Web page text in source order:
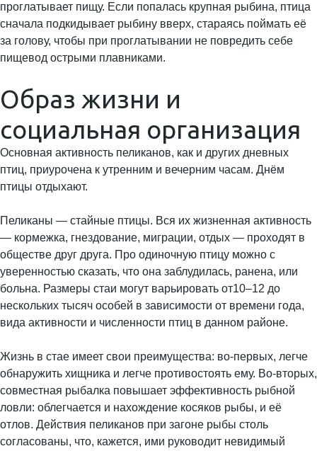
проглатывает пищу. Если попалась крупная рыбина, птица
сначала подкидывает рыбину вверх, стараясь поймать её
за голову, чтобы при проглатывании не повредить себе
пищевод острыми плавниками.
Образ жизни и
социальная организация
Основная активность пеликанов, как и других дневных
птиц, приурочена к утренним и вечерним часам. Днём
птицы отдыхают.
Пеликаны — стайные птицы. Вся их жизненная активность
— кормежка, гнездование, миграции, отдых — проходят в
обществе друг друга. Про одиночную птицу можно с
уверенностью сказать, что она заблудилась, ранена, или
больна. Размеры стаи могут варьировать от10–12 до
нескольких тысяч особей в зависимости от времени года,
вида активности и численности птиц в данном районе.
Жизнь в стае имеет свои преимущества: во-первых, легче
обнаружить хищника и легче противостоять ему. Во-вторых,
совместная рыбалка повышает эффективность рыбной
ловли: облегчается и нахождение косяков рыбы, и её
отлов. Действия пеликанов при загоне рыбы столь
согласованы, что, кажется, ими руководит невидимый